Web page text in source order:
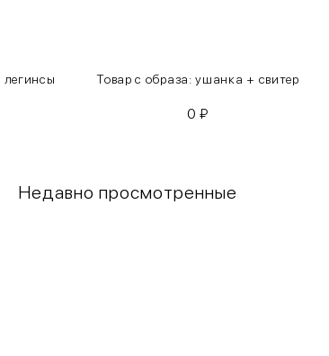
легинсы Товар с образа: ушанка + свитер
0₽
Недавно просмотренные